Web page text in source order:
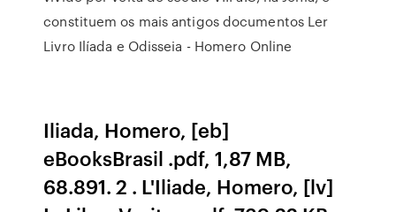
constituem os mais antigos documentos Ler
Livro Ilíada e Odisseia - Homero Online
Iliada, Homero, [eb]
eBooksBrasil .pdf, 1,87 MB,
68.891. 2 . L'Iliade, Homero, [lv]